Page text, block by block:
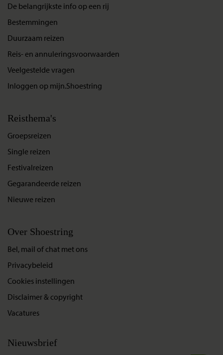
De belangrijkste info op een rij
Bestemmingen
Duurzaam reizen
Reis- en annuleringsvoorwaarden
Veelgestelde vragen
Inloggen op mijn.Shoestring
Reisthema's
Groepsreizen
Single reizen
Festivalreizen
Gegarandeerde reizen
Nieuwe reizen
Over Shoestring
Bel, mail of chat met ons
Privacybeleid
Cookies instellingen
Disclaimer & copyright
Vacatures
Nieuwsbrief